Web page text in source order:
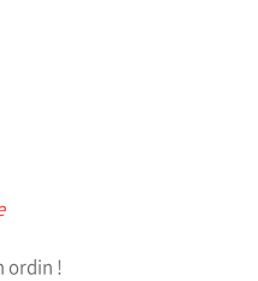
ordin !